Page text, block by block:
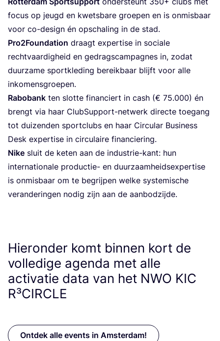
focus op jeugd en kwets­ba­re groe­pen en is onmis­baar
voor co-design én opscha­ling in de stad.
Pro2Foundation draagt exper­ti­se in soci­a­le
recht­vaar­dig­heid en gedrags­cam­pag­nes in, zodat
duur­za­me sport­kle­ding bereik­baar blijft voor alle
inkomensgroepen.
Rabo­bank ten slot­te finan­ciert in cash (€ 75.000) én
brengt via haar Club­Sup­port-net­werk direc­te toe­gang
tot dui­zen­den sport­clubs en haar Cir­cu­lar Busi­ness
Desk exper­ti­se in cir­cu­lai­re financiering.
Nike sluit de keten aan de indu­strie-kant: hun
inter­na­ti­o­na­le pro­duc­tie- en duur­zaam­heids­ex­per­ti­se
is onmis­baar om te begrij­pen wel­ke sys­te­mi­sche
ver­an­de­rin­gen nodig zijn aan de aanbodzijde.
Hieronder komt binnen kort de
volledige agenda met alle
activatie data van het NWO KIC
R³CIRCLE
Ontdek alle events in Amsterdam!